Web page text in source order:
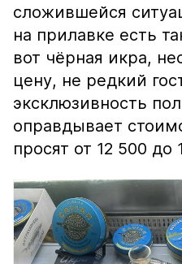
сложившейся
на прилавке есть
вот чёрная икра,
цену, не редкий
эксклюзивность
оправдывает
просят от 12 500 до